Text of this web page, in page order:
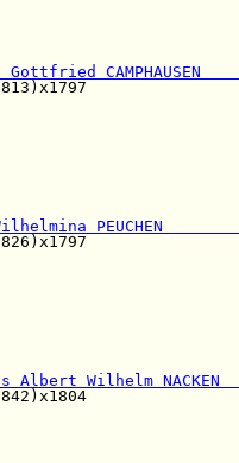
Gottfried CAMPHAUSEN
| (1771-
PEUCHEN
Albert Wilhelm NACKEN